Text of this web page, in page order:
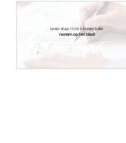
Lever stap 1 t/m 3 in met jullie
namen op het blad!